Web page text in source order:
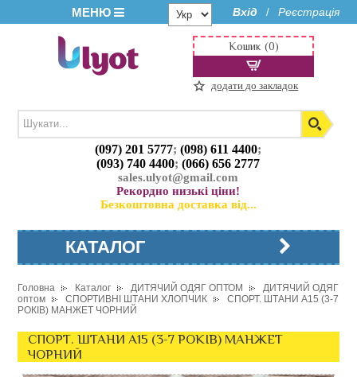
МЕНЮ Вхід / Реєстрація
(097) 201 5777;(098) 611 4400;
(093) 740 4400;(066) 656 2777
sales.ulyot@gmail.com
Рекордно низькі ціни!
Безкоштовна доставка від...
Кошик (0)
додати до закладок
КАТАЛОГ
Головна Каталог ДИТЯЧИЙ ОДЯГ ОПТОМ
ДИТЯЧИЙ ОДЯГ
оптом
СПОРТИВНІ ШТАНИ ХЛОПЧИК
СПОРТ. ШТАНИ A15 (3-7
РОКІВ) МАНЖЕТ ЧОРНИЙ
СПОРТ. ШТАНИ A15 (3-7 РОКІВ) МАНЖЕТ
ЧОРНИЙ